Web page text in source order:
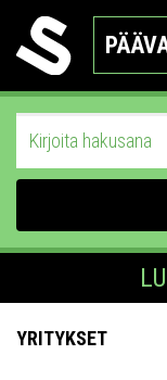
YRITYKSET